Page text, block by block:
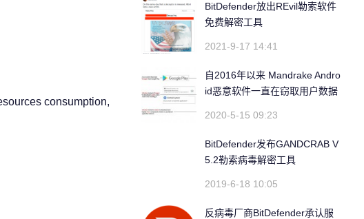
consumption,
BitDefender放出REvil勒索软件
免费解密工具
2021-9-17 14:41
自2016年以来 Mandrake Andro
id恶意软件一直在窃取用户数据
2020-5-15 09:23
BitDefender发布GANDCRAB V
5.2勒索病毒解密工具
2019-6-18 10:05
反病毒厂商BitDefender承认服